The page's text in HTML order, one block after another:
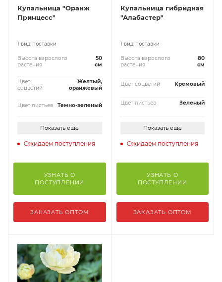
Купальница "Оранж
Принцесс"
1 вид поставки
Высота взрослого
растения
50
см
Цвет
соцветий
Желтый,
оранжевый
Цвет листьев Темно-зеленый
Показать еще
Ожидаем поступления
УЗНАТЬ О
ПОСТУПЛЕНИИ
ЗАКАЗАТЬ ОПТОМ
Купальница гибридная
"Алабастер"
1 вид поставки
Высота взрослого
растения
80
см
Цвет соцветий Кремовый
Цвет листьев Зеленый
Показать еще
Ожидаем поступления
УЗНАТЬ О
ПОСТУПЛЕНИИ
ЗАКАЗАТЬ ОПТОМ